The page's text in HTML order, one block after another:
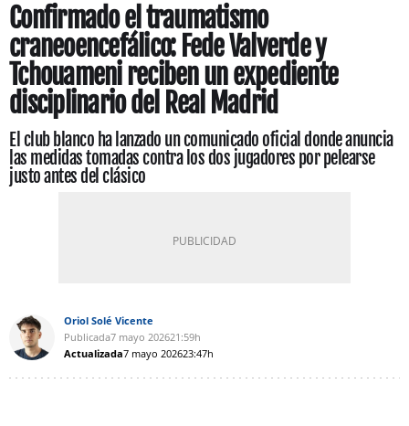
Confirmado el traumatismo
craneoencefálico: Fede Valverde y
Tchouameni reciben un expediente
disciplinario del Real Madrid
El club blanco ha lanzado un comunicado oficial donde anuncia
las medidas tomadas contra los dos jugadores por pelearse
justo antes del clásico
Oriol Solé Vicente
Publicada7 mayo 202621:59h
Actualizada7 mayo 202623:47h